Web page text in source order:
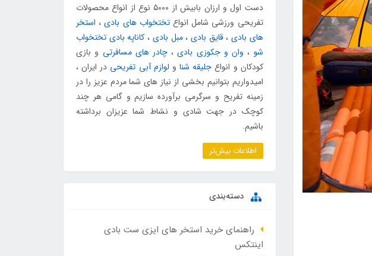
دست اول و ارزان بابیش از ۵۰۰۰ نوع از انواع محصولات
تفریحی ورزشی شامل انواعتختخواب های بادی، استخر
های بادی،قایق بادی ،مبل بادی ، کاناپه بادی تختخواب
شو ، وان و جکوزی بادی،چادر های مسافرتی و بازی
کودکان و انواع جلیقه شناو لوازم آبی تفریحی در ایران ،
امیدواریم بتوانیم بخشی از نیاز های شما مردم عزیز را در
زمینه تفریح و سرگرمی برآورده سازیم و گامی هر چند
کوچک در جهت شادی و نشاط شما عزیزان برداشته
باشیم.
اطلاعات بیش‌تر
دسته‌بندی
راهنمای خرید استخر های ایزی ست بادی
اینتکس